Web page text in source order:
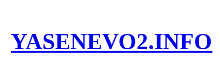
YASENEVO2.INFO